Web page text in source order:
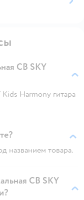
CB SKY
Harmony гитара
названием товара.
CB SKY